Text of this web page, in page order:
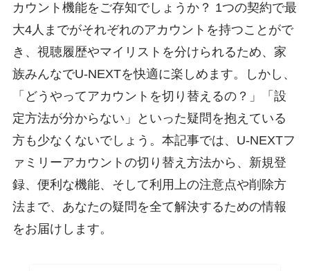
カウント機能をご存知でしょうか？ 1つの契約で最
大4人までがそれぞれのアカウントを持つことがで
き、視聴履歴やマイリストを分けられるため、家
族みんなでU-NEXTを快適に楽しめます。しかし、
「どうやってアカウントを切り替えるの？」「設
定方法が分からない」といった疑問を抱えている
方も少なくないでしょう。本記事では、U-NEXTフ
ァミリーアカウントの切り替え方法から、新規登
録、便利な機能、そして利用上の注意点や削除方
法まで、あなたの疑問を全て解決するための情報
をお届けします。